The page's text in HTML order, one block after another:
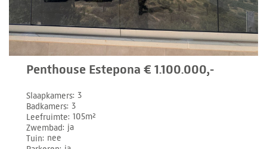
Penthouse Estepona € 1.100.000,-
Slaapkamers 3
Badkamers 3
Leefruimte 105m²
Zwembad ja
Tuin nee